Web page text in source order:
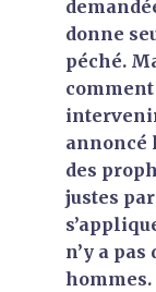
donne
péché.
annoncé
des
justes
n’y a
hommes.